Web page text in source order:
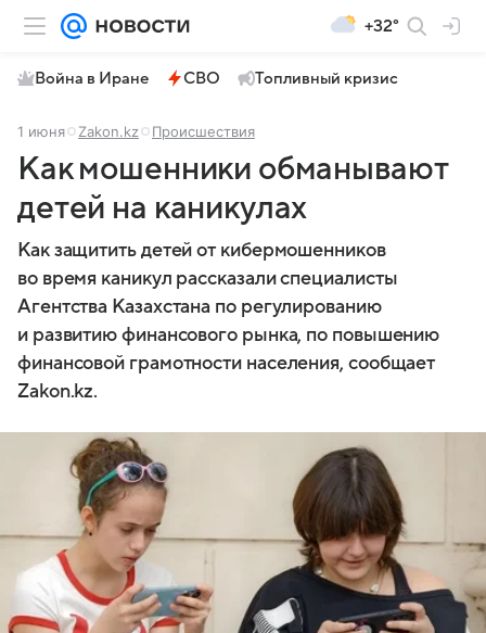
+32°
Война в Иране СВО Топливный кризис
1 июня Zakon.kz Происшествия
Как мошенники обманывают
детей на каникулах
Как защитить детей от кибермошенников
во время каникул рассказали специалисты
Агентства Казахстана по регулированию
и развитию финансового рынка, по повышению
финансовой грамотности населения, сообщает
Zakon.kz.